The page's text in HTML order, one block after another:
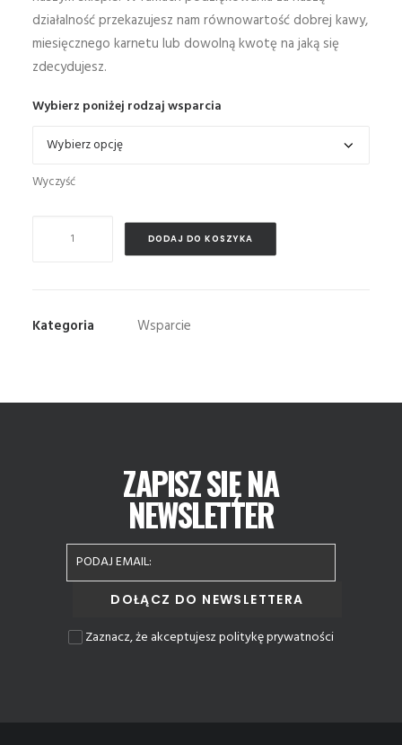
działalność przekazujesz nam równowartość dobrej kawy,
miesięcznego karnetu lub dowolną kwotę na jaką się
zdecydujesz.
Wybierz poniżej rodzaj wsparcia
Wyczyść
Wspieram
DODAJ DO KOSZYKA
Kategoria Wsparcie
ZAPISZ SIĘ NA
NEWSLETTER
Zaznacz, że akceptujesz politykę prywatności